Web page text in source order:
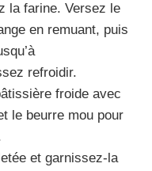
la farine. Versez le
en remuant, puis
refroidir.
froide avec
le beurre mou pour
et garnissez-la